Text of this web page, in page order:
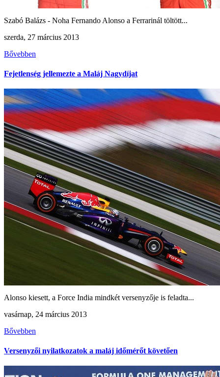
Szabó Balázs - Noha Fernando Alonso a Ferrarinál töltött...
szerda, 27 március 2013
Bővebben
Fejetlenség jellemezte a Maláj Nagydíjat
Alonso kiesett, a Force India mindkét versenyzője is feladta...
vasárnap, 24 március 2013
Bővebben
Versenyzői nyilatkozatok a maláj időmérőt követően